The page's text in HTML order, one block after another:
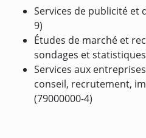
Services de publicité et
9)
Études de marché et
sondages et
Services aux
conseil, recrutement,
(79000000-4)